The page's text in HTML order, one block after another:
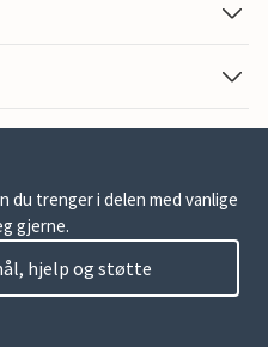
du trenger i delen med vanlige
gjerne.
hjelp og støtte